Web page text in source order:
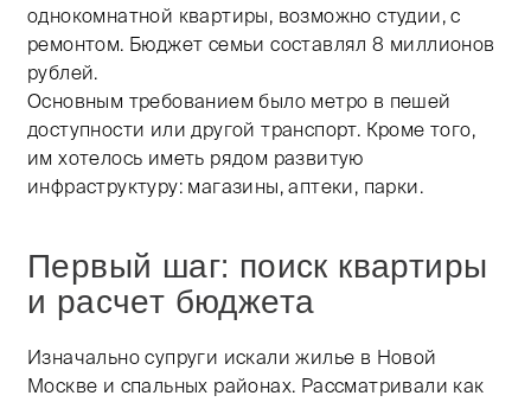
однокомнатной квартиры, возможно студии, с
ремонтом. Бюджет семьи составлял 8 миллионов
рублей.
Основным требованием было метро в пешей
доступности или другой транспорт. Кроме того,
им хотелось иметь рядом развитую
инфраструктуру: магазины, аптеки, парки.
Первый шаг: поиск квартиры
и расчет бюджета
Изначально супруги искали жилье в Новой
Москве и спальных районах. Рассматривали как